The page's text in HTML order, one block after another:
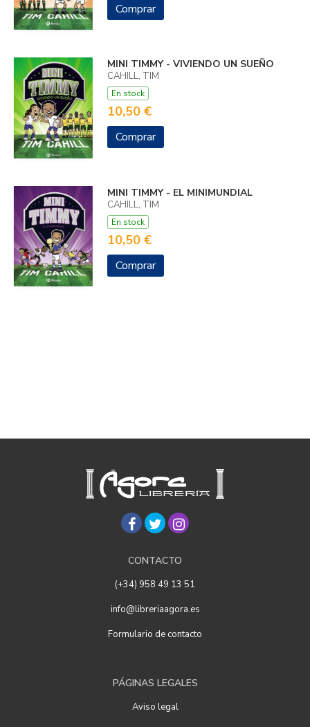
Comprar
MINI TIMMY - VIVIENDO UN SUEÑO
CAHILL, TIM
En stock
10,50 €
Comprar
MINI TIMMY - EL MINIMUNDIAL
CAHILL, TIM
En stock
10,50 €
Comprar
CONTACTO
(+34) 958 49 13 51
info@libreriaagora.es
Formulario de contacto
PÁGINAS LEGALES
Aviso legal